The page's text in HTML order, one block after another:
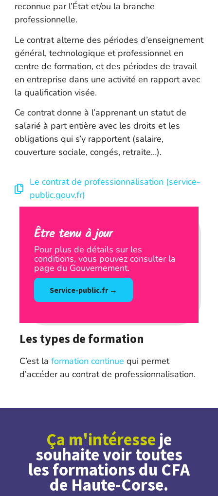
reconnue par l’État et/ou la branche
professionnelle.
Le contrat alterne des périodes d’enseignement
général, technologique et professionnel en
centre de formation, et des périodes de travail
en entreprise dans une activité en rapport avec
la qualification visée.
Ce contrat donne à l’apprenant un statut de
salarié à part entière avec les droits et les
obligations qui s’y rapportent (salaire,
couverture sociale, congés, retraite…).
Le contrat de professionnalisation (service-
public.gouv.fr)
Être tenu à jour
Pour plus de détails sur les
conditions, vous pouvez consulter la
page du Gouvernement.
Service-public.fr →
Les types de formation
C’est la formation continue qui permet
d’accéder au contrat de professionnalisation.
Ça m'intéresse je
souhaite voir toutes
les formations du CFA
de Haute-Corse.